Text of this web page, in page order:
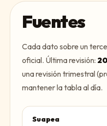
Fuentes
Cada dato sobre un
oficial. Última revisión:
una revisión trimestral
mantener la tabla al día.
Suapea